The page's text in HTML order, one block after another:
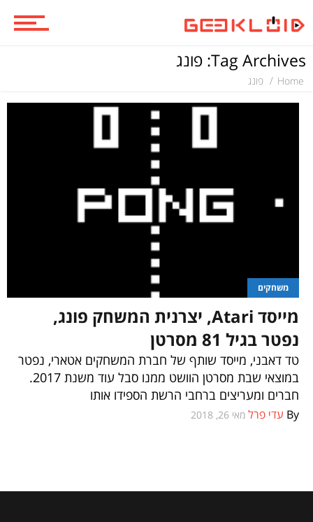
ביקורות משחקים
וכל השאר
Tag Archives: פונג
Home פונג
משחקים
מייסד Atari, יצרנית המשחק פונג,
נפטר בגיל 81 מסרטן
טד דאבני, מייסד שותף של חברת המשחקים אטארי, נפטר
במוצאי שבת מסרטן הוושט ממנו סבל עוד משנת 2017.
חברים ומעריצים ברחבי הרשת הספידו אותו
By עדי פרל מאי 26, 2018